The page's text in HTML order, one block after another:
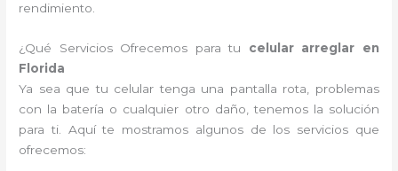
rendimiento.
¿Qué Servicios Ofrecemos para tu celular arreglar en
Florida
Ya sea que tu celular tenga una pantalla rota, problemas
con la batería o cualquier otro daño, tenemos la solución
para ti. Aquí te mostramos algunos de los servicios que
ofrecemos: